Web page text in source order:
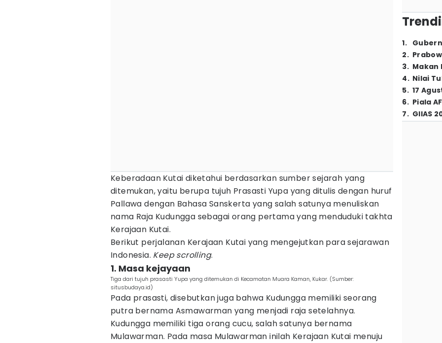
Keberadaan Kutai diketahui berdasarkan sumber sejarah yang
ditemukan, yaitu berupa tujuh Prasasti Yupa yang ditulis dengan huruf
Pallawa dengan Bahasa Sanskerta yang salah satunya menuliskan
nama Raja Kudungga sebagai orang pertama yang menduduki takhta
Kerajaan Kutai.
Berikut perjalanan Kerajaan Kutai yang mengejutkan para sejarawan
Indonesia. Keepscrolling.
1. Masa kejayaan
Tiga dari tujuh prasasti Yupa yang ditemukan di Kecamatan Muara Kaman, Kukar. (Sumber:
situsbudaya.id)
Pada prasasti, disebutkan juga bahwa Kudungga memiliki seorang
putra bernama Asmawarman yang menjadi raja setelahnya.
Kudungga memiliki tiga orang cucu, salah satunya bernama
Mulawarman. Pada masa Mulawarman inilah Kerajaan Kutai menuju
1.
2.
3. Makan
4. Nilai
5. 17
6. Piala
7. GIIAS